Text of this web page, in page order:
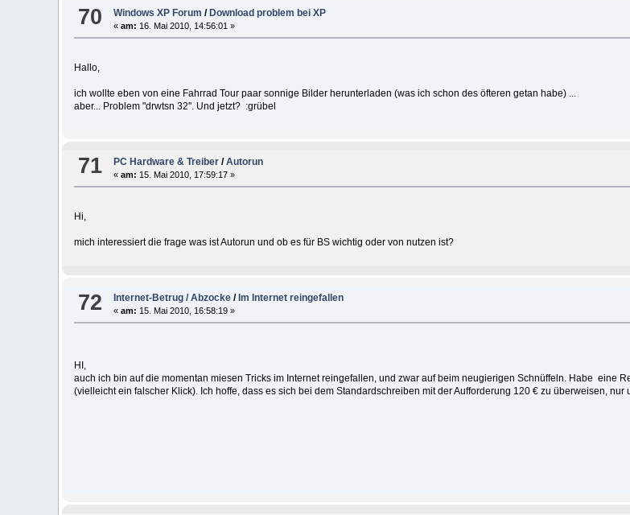
70 Windows XP Forum /Download problem bei XP
«am: 16. Mai 2010, 14:56:01 »
Hallo,
ich wollte eben von eine Fahrrad Tour paar sonnige Bilder herunterladen (was ich schon des öfteren getan habe) ...
aber... Problem "drwtsn 32". Und jetzt? :grübel
71 PC Hardware & Treiber /Autorun
«am: 15. Mai 2010, 17:59:17 »
Hi,
mich interessiert die frage was ist Autorun und ob es für BS wichtig oder von nutzen ist?
72 Internet-Betrug / Abzocke / Im Internet reingefallen
«am: 15. Mai 2010, 16:58:19 »
HI,
auch ich bin auf die momentan miesen Tricks im Internet reingefallen, und zwar auf beim neugierigen Schnüffeln. Habe eine
(vielleicht ein falscher Klick). Ich hoffe, dass es sich bei dem Standardschreiben mit der Aufforderung 120 € zu überweisen, nur